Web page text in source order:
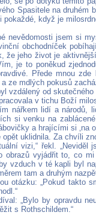
Spasitele na
pokaždé, když je
nevědomosti jsem si
obchodníček
že jeho život je
je to poněkud
Přede mnou
a ze mdlých pokusů
vzdálený od
v tichu Boží
nářkem lidí a národů,
si venku na
a hrajícími si ‚na
uklidnila. Za chvíli
vizi,“ řekl.
obrazů vyjádřit to, co
vzduch v té kapli byl
tam a druhým
otázku: „Pokud takto
„Bylo by opravdu
s Rothschildem.“